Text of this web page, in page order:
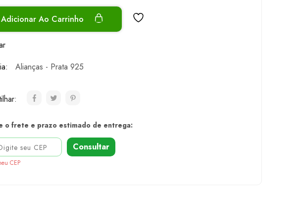
Adicionar Ao Carrinho
Alianças - Prata 925
o frete e prazo estimado de entrega:
Consultar
CEP